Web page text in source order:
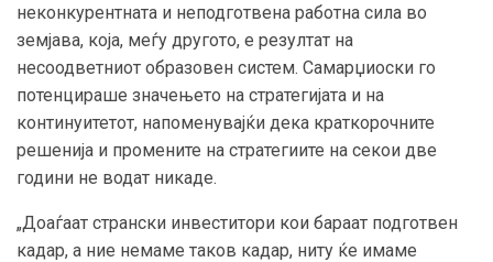
неконкурентната и неподготвена работна сила во
земјава, која, меѓу другото, е резултат на
несоодветниот образовен систем. Самарџиоски го
потенцираше значењето на стратегијата и на
континуитетот, напоменувајќи дека краткорочните
решенија и промените на стратегиите на секои две
години не водат никаде.
„Доаѓаат странски инвеститори кои бараат подготвен
кадар, а ние немаме таков кадар, ниту ќе имаме